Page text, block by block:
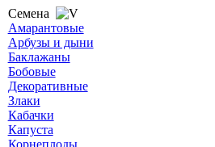
Семена
Амарантовые
Арбузы и дыни
Баклажаны
Бобовые
Декоративные
Злаки
Кабачки
Капуста
Корнеплоды